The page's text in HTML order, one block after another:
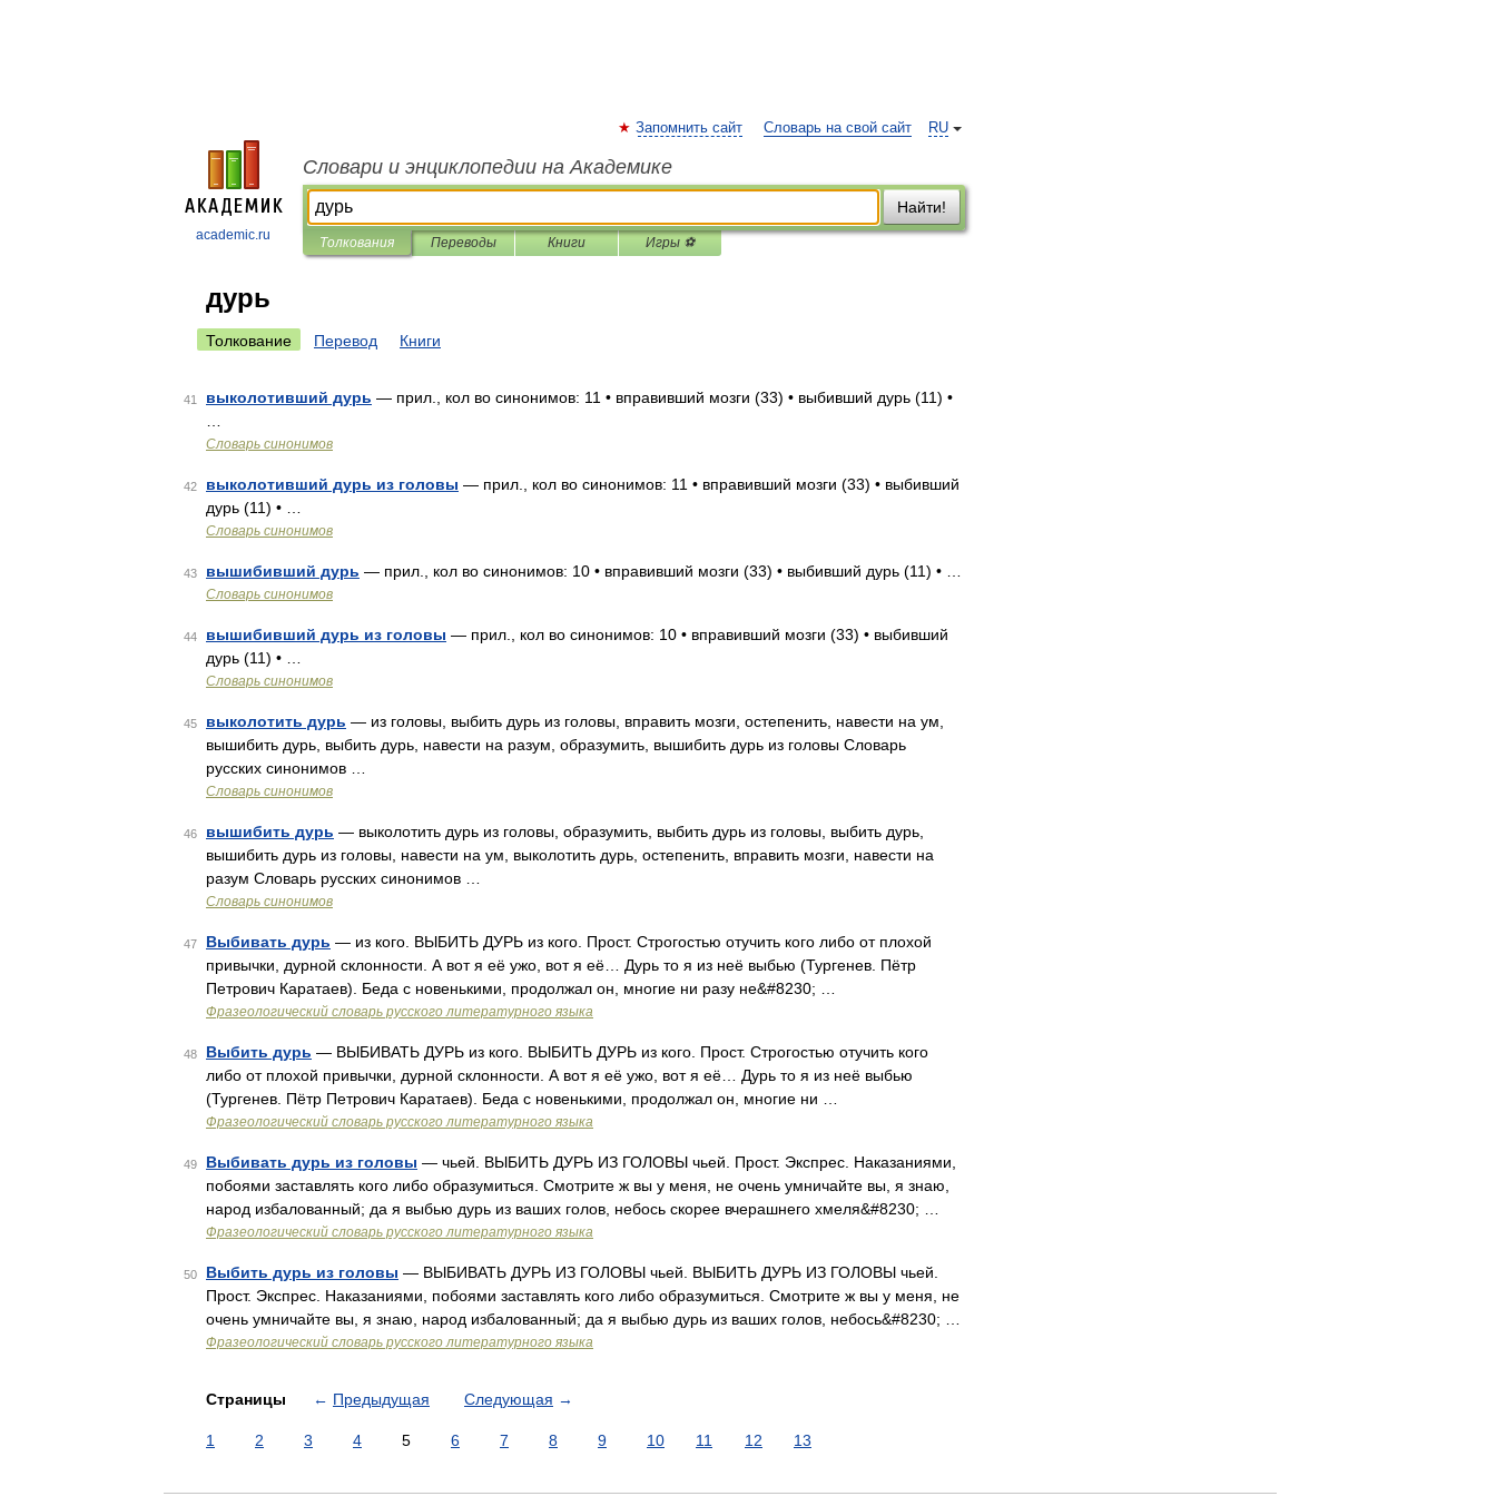
academic.ru
RU
Запомнить сайт Словарь на свой сайт
Словари и энциклопедии на Академике
Найти!
Толкования Переводы Книги Игры ⚽
дурь
Толкование Перевод Книги
41 выколотивший дурь — прил., кол во синонимов: 11 • вправивший мозги (33) • выбивший дурь (11) •
Словарь синонимов
42 выколотивший дурь из головы — прил., кол во синонимов: 11 • вправивший мозги (33) • выбивший
дурь (11) • …
Словарь синонимов
43 вышибивший дурь — прил., кол во синонимов: 10 • вправивший мозги (33) • выбивший дурь (11) • …
Словарь синонимов
44 вышибивший дурь из головы — прил., кол во синонимов: 10 • вправивший мозги (33) • выбивший
дурь (11) • …
Словарь синонимов
45 выколотить дурь — из головы, выбить дурь из головы, вправить мозги, остепенить, навести на ум,
вышибить дурь, выбить дурь, навести на разум, образумить, вышибить дурь из головы Словарь
русских синонимов …
Словарь синонимов
46 вышибить дурь — выколотить дурь из головы, образумить, выбить дурь из головы, выбить дурь,
вышибить дурь из головы, навести на ум, выколотить дурь, остепенить, вправить мозги, навести на
разум Словарь русских синонимов …
Словарь синонимов
47 Выбивать дурь — из кого. ВЫБИТЬ ДУРЬ из кого. Прост. Строгостью отучить кого либо от плохой
привычки, дурной склонности. А вот я её ужо, вот я её… Дурь то я из неё выбью (Тургенев. Пётр
Петрович Каратаев). Беда с новенькими, продолжал он, многие ни разу не&#8230; …
Фразеологический словарь русского литературного языка
48 Выбить дурь — ВЫБИВАТЬ ДУРЬ из кого. ВЫБИТЬ ДУРЬ из кого. Прост. Строгостью отучить кого
либо от плохой привычки, дурной склонности. А вот я её ужо, вот я её… Дурь то я из неё выбью
(Тургенев. Пётр Петрович Каратаев). Беда с новенькими, продолжал он, многие ни …
Фразеологический словарь русского литературного языка
49 Выбивать дурь из головы — чьей. ВЫБИТЬ ДУРЬ ИЗ ГОЛОВЫ чьей. Прост. Экспрес. Наказаниями,
побоями заставлять кого либо образумиться. Смотрите ж вы у меня, не очень умничайте вы, я знаю,
народ избалованный; да я выбью дурь из ваших голов, небось скорее вчерашнего хмеля&#8230; …
Фразеологический словарь русского литературного языка
50 Выбить дурь из головы — ВЫБИВАТЬ ДУРЬ ИЗ ГОЛОВЫ чьей. ВЫБИТЬ ДУРЬ ИЗ ГОЛОВЫ чьей.
Прост. Экспрес. Наказаниями, побоями заставлять кого либо образумиться. Смотрите ж вы у меня, не
очень умничайте вы, я знаю, народ избалованный; да я выбью дурь из ваших голов, небось&#8230; …
Фразеологический словарь русского литературного языка
Страницы ← Предыдущая Следующая →
1 2 3 4 5 6 7 8 9 10 11 12 13